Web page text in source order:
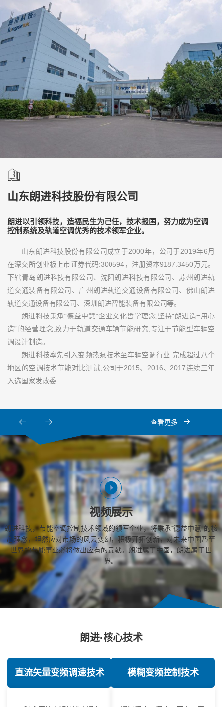
山东朗进科技股份有限公司
朗进以引领科技，造福民生为己任，技术报国，努力成为空调
控制系统及轨道空调优秀的技术领军企业。
山东朗进科技股份有限公司成立于2000年，公司于2019年6月
在深交所创业板上市证券代码:300594，注册资本9187.3450万元。
下辖青岛朗进科技有限公司、沈阳朗进科技有限公司、苏州朗进轨
道交通装备有限公司、广州朗进轨道交通设备有限公司、佛山朗进
轨道交通设备有限公司、深圳朗进智能装备有限公司等。
朗进科技秉承“德益中慧”企业文化哲学理念;坚持“朗进造=用心
造”的经营理念;致力于轨道交通车辆节能研究;专注于节能型车辆空
调设计制造。
朗进科技率先引入变频热泵技术至车辆空调行业:完成超过八个
地区的空调技术节能对比测试;公司于2015、2016、2017连续三年
入选国家发改委…
查看更多
视频展示
朗进科技，节能空调控制技术领域的领军企业，将秉承“德益中慧”的核
心理念，坦然应对市场的风云变幻，积极开拓创新，对未来中国乃至
世界的节能事业必将做出应有的贡献。朗进属于中国，朗进属于世
界。
朗进·核心技术
直流矢量变频调速技术 模糊变频控制技术